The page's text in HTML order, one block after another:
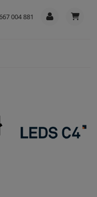
004 881